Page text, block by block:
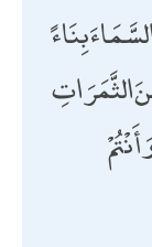
بِنَاءً
الثَّمَرَاتِ